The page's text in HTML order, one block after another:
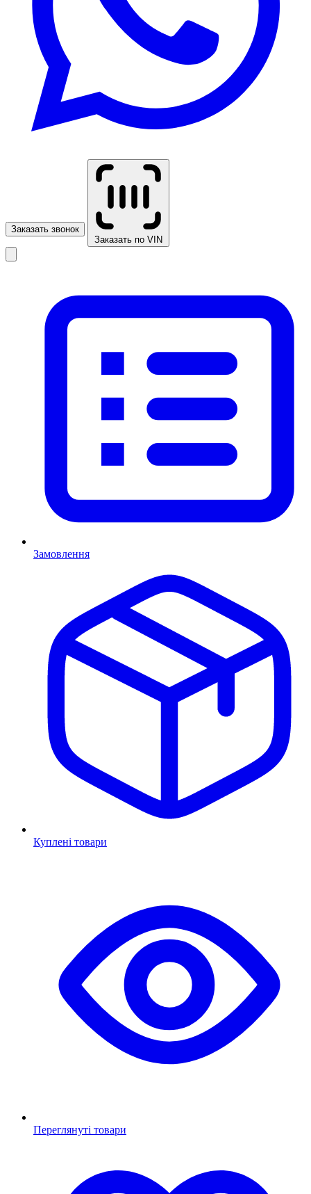
Заказать звонок
Заказать по VIN
Замовлення
Куплені товари
Переглянуті товари